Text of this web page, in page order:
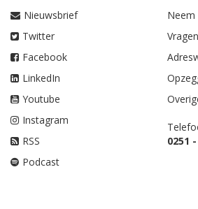
Nieuwsbrief
Twitter
Facebook
LinkedIn
Youtube
Instagram
RSS
Podcast
Neem
0251